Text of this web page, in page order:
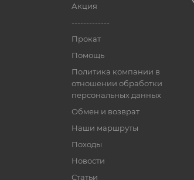
Акция
-------------
Прокат
Помощь
Политика компании в
отношении обработки
персональных данных
Обмен и возврат
Наши маршруты
Походы
Новости
Статьи